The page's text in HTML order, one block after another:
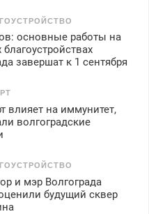
основные работы на
благоустройствах
завершат к 1 сентября
влияет на иммунитет,
волгоградские
и мэр Волгограда
будущий сквер